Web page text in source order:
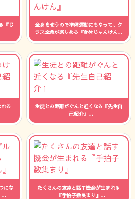
『じ
全身を使うので準備運動にもなって、ク
ラス全員が楽しめる『身体じゃんけん』
る
生徒との距離がぐんと近くなる『先生自
己紹介』
にな
たくさんの友達と話す機会が生まれる
『手拍子数集まり』